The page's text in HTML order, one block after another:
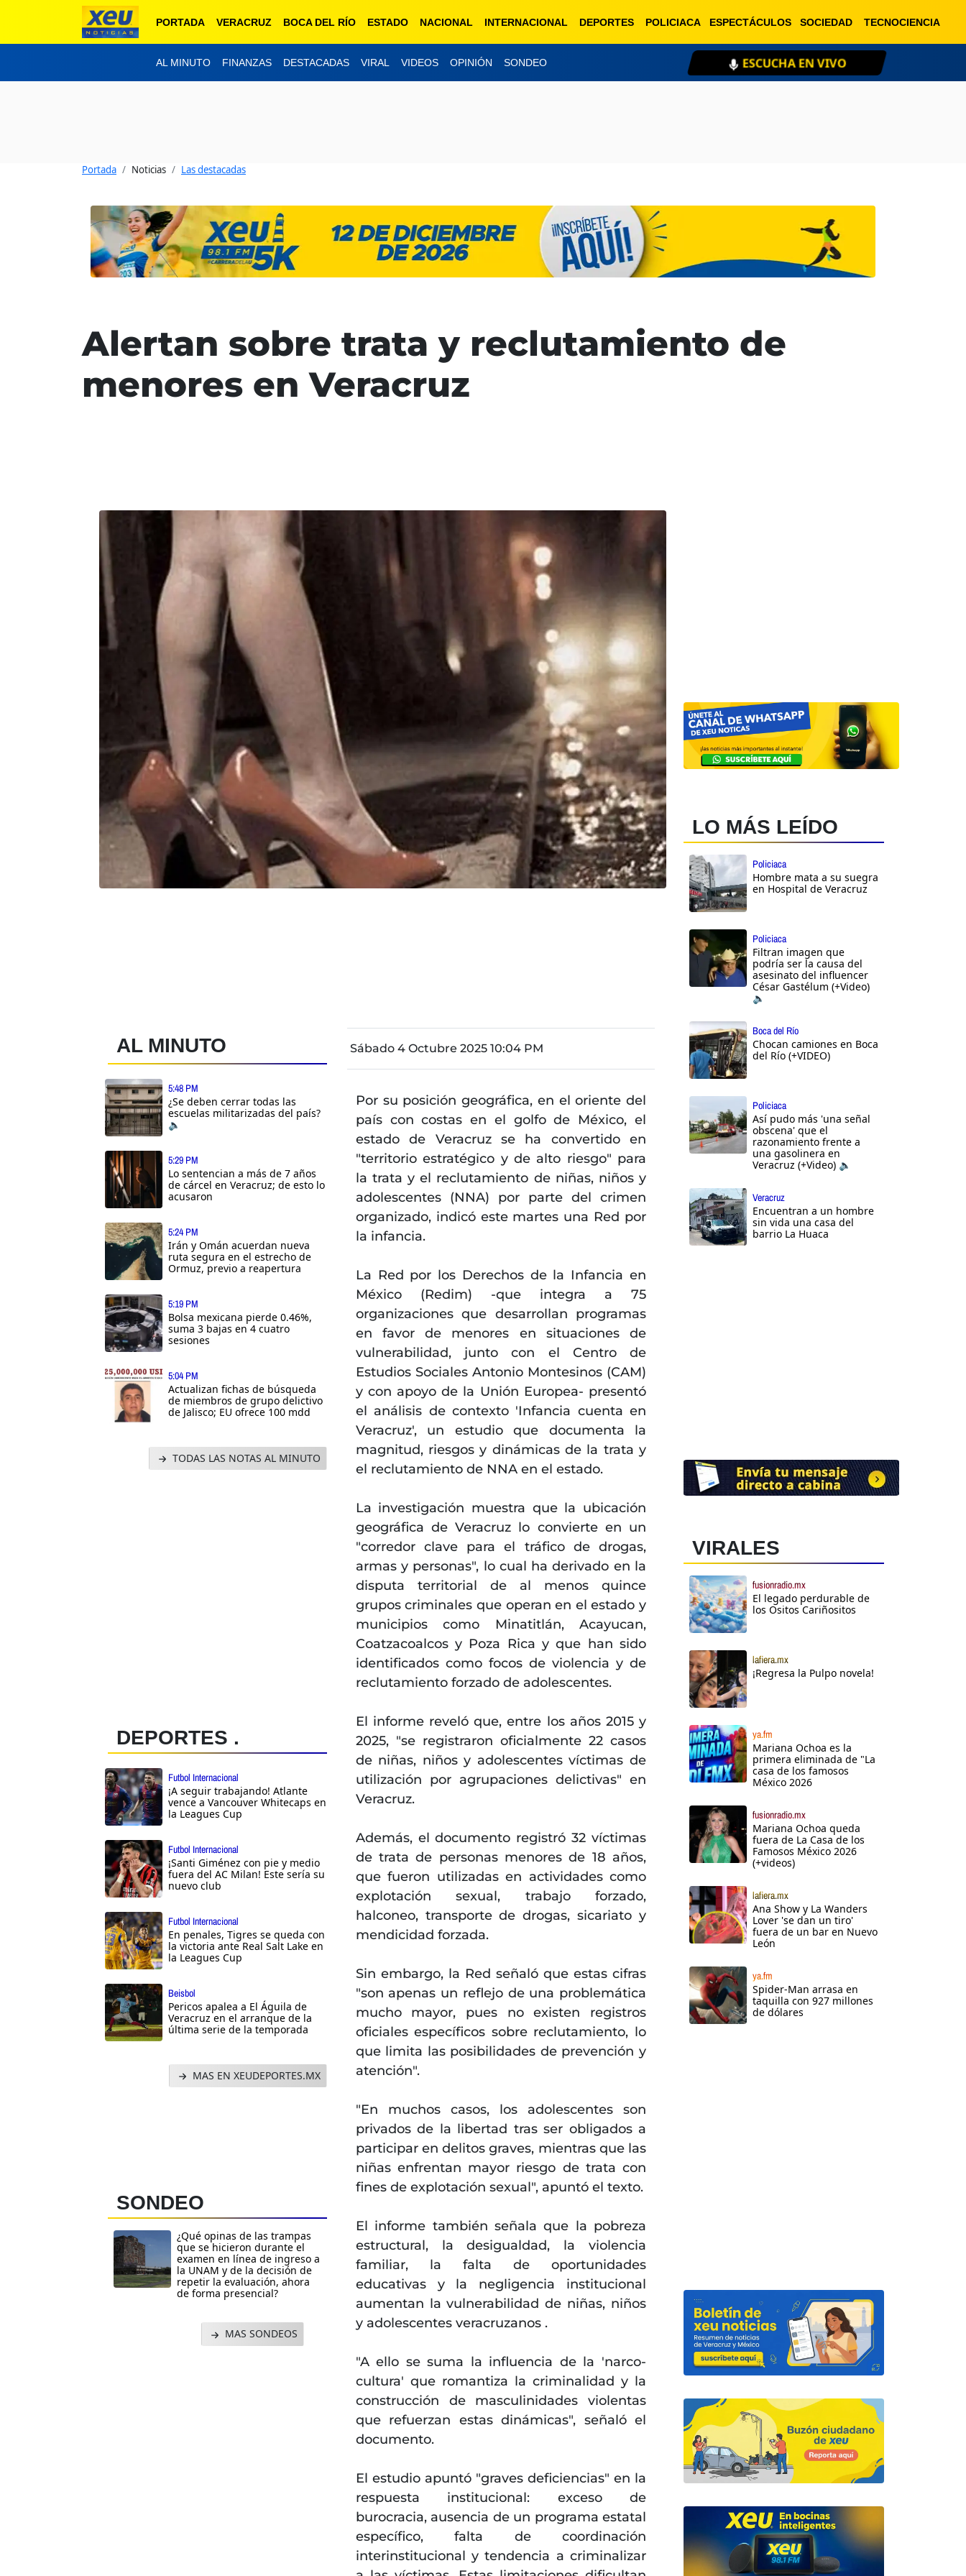
PORTADA VERACRUZ BOCA DEL RÍO ESTADO NACIONAL INTERNACIONAL DEPORTES POLICIACA ESPECTÁCULOS SOCIEDAD TECNOCIENCIA
AL MINUTO FINANZAS DESTACADAS VIRAL VIDEOS OPINIÓN SONDEO ESCUCHA EN VIVO
Portada Noticias Las destacadas
Alertan sobre trata y reclutamiento de
menores en Veracruz
AL MINUTO
5:48 PM
¿Se deben cerrar todas las
escuelas militarizadas del país?
🔈
5:29 PM
Lo sentencian a más de 7 años
de cárcel en Veracruz; de esto lo
acusaron
5:24 PM
Irán y Omán acuerdan nueva
ruta segura en el estrecho de
Ormuz, previo a reapertura
5:19 PM
Bolsa mexicana pierde 0.46%,
suma 3 bajas en 4 cuatro
sesiones
5:04 PM
Actualizan fichas de búsqueda
de miembros de grupo delictivo
de Jalisco; EU ofrece 100 mdd
TODAS LAS NOTAS AL MINUTO
DEPORTES .
Futbol Internacional
¡A seguir trabajando! Atlante
vence a Vancouver Whitecaps en
la Leagues Cup
Futbol Internacional
¡Santi Giménez con pie y medio
fuera del AC Milan! Este sería su
nuevo club
Futbol Internacional
En penales, Tigres se queda con
la victoria ante Real Salt Lake en
la Leagues Cup
Beisbol
Pericos apalea a El Águila de
Veracruz en el arranque de la
última serie de la temporada
MAS EN XEUDEPORTES.MX
SONDEO
¿Qué opinas de las trampas
que se hicieron durante el
examen en línea de ingreso a
la UNAM y de la decisión de
repetir la evaluación, ahora
de forma presencial?
MAS SONDEOS
Sábado 4 Octubre 2025 10:04 PM
Por su posición geográfica, en el oriente del
país con costas en el golfo de México, el
estado de Veracruz se ha convertido en
"territorio estratégico y de alto riesgo" para
la trata y el reclutamiento de niñas, niños y
adolescentes (NNA) por parte del crimen
organizado, indicó este martes una Red por
la infancia.
La Red por los Derechos de la Infancia en
México (Redim) -que integra a 75
organizaciones que desarrollan programas
en favor de menores en situaciones de
vulnerabilidad, junto con el Centro de
Estudios Sociales Antonio Montesinos (CAM)
y con apoyo de la Unión Europea- presentó
el análisis de contexto 'Infancia cuenta en
Veracruz', un estudio que documenta la
magnitud, riesgos y dinámicas de la trata y
el reclutamiento de NNA en el estado.
La investigación muestra que la ubicación
geográfica de Veracruz lo convierte en un
"corredor clave para el tráfico de drogas,
armas y personas", lo cual ha derivado en la
disputa territorial de al menos quince
grupos criminales que operan en el estado y
municipios como Minatitlán, Acayucan,
Coatzacoalcos y Poza Rica y que han sido
identificados como focos de violencia y de
reclutamiento forzado de adolescentes.
El informe reveló que, entre los años 2015 y
2025, "se registraron oficialmente 22 casos
de niñas, niños y adolescentes víctimas de
utilización por agrupaciones delictivas" en
Veracruz.
Además, el documento registró 32 víctimas
de trata de personas menores de 18 años,
que fueron utilizadas en actividades como
explotación sexual, trabajo forzado,
halconeo, transporte de drogas, sicariato y
mendicidad forzada.
Sin embargo, la Red señaló que estas cifras
"son apenas un reflejo de una problemática
mucho mayor, pues no existen registros
oficiales específicos sobre reclutamiento, lo
que limita las posibilidades de prevención y
atención".
"En muchos casos, los adolescentes son
privados de la libertad tras ser obligados a
participar en delitos graves, mientras que las
niñas enfrentan mayor riesgo de trata con
fines de explotación sexual", apuntó el texto.
El informe también señala que la pobreza
estructural, la desigualdad, la violencia
familiar, la falta de oportunidades
educativas y la negligencia institucional
aumentan la vulnerabilidad de niñas, niños
y adolescentes veracruzanos .
"A ello se suma la influencia de la 'narco-
cultura' que romantiza la criminalidad y la
construcción de masculinidades violentas
que refuerzan estas dinámicas", señaló el
documento.
El estudio apuntó "graves deficiencias" en la
respuesta institucional: exceso de
burocracia, ausencia de un programa estatal
específico, falta de coordinación
interinstitucional y tendencia a criminalizar
LO MÁS LEÍDO
Policiaca
Hombre mata a su suegra
en Hospital de Veracruz
Policiaca
Filtran imagen que
podría ser la causa del
asesinato del influencer
César Gastélum (+Video)
🔈
Boca del Río
Chocan camiones en Boca
del Río (+VIDEO)
Policiaca
Así pudo más 'una señal
obscena' que el
razonamiento frente a
una gasolinera en
Veracruz (+Video) 🔈
Veracruz
Encuentran a un hombre
sin vida una casa del
barrio La Huaca
VIRALES
fusionradio.mx
El legado perdurable de
los Ositos Cariñositos
lafiera.mx
¡Regresa la Pulpo novela!
ya.fm
Mariana Ochoa es la
primera eliminada de "La
casa de los famosos
México 2026
fusionradio.mx
Mariana Ochoa queda
fuera de La Casa de los
Famosos México 2026
(+videos)
lafiera.mx
Ana Show y La Wanders
Lover 'se dan un tiro'
fuera de un bar en Nuevo
León
ya.fm
Spider-Man arrasa en
taquilla con 927 millones
de dólares